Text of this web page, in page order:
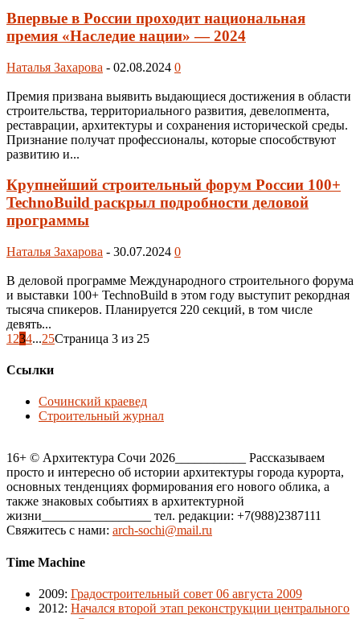
Впервые в России проходит национальная
премия «Наследие нации» — 2024
Наталья Захарова - 02.08.2024 0
Премия призвана выявить выдающиеся достижения в области
строительства, территориального развития, девелопмента,
реставрации, архитектуры и сохранения исторической среды.
Признание получат профессионалы, которые способствуют
развитию и...
Крупнейший строительный форум России 100+
TechnoBuild раскрыл подробности деловой
программы
Наталья Захарова - 30.07.2024 0
В деловой программе Международного строительного форума
и выставки 100+ TechnoBuild в этом году выступит рекордная
тысяча спикеров. Планируется 220 секций, в том числе
девять...
1 234...25Страница 3 из 25
Ссылки
Сочинский краевед
Строительный журнал
16+ © Архитектура Сочи 2026___________ Рассказываем
просто и интересно об истории архитектуры города курорта,
основных тенденциях формирования его нового облика, а
также знаковых событиях в архитектурной
жизни_________________ тел. редакции: +7(988)2387111
Свяжитесь с нами: arch-sochi@mail.ru
Time Machine
2009: Градостроительный совет 06 августа 2009
2012: Начался второй этап реконструкции центрального